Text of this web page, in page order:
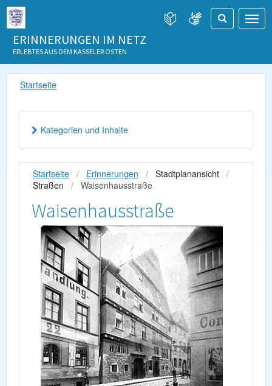
ERINNERUNGEN IM NETZ
ERLEBTES AUS DEM KASSELER OSTEN
Startseite
Startseite Erinnerungen
Stadtplanansicht
Straßen
Waisenhausstraße
Waisenhausstraße
Kategorien und Inhalte